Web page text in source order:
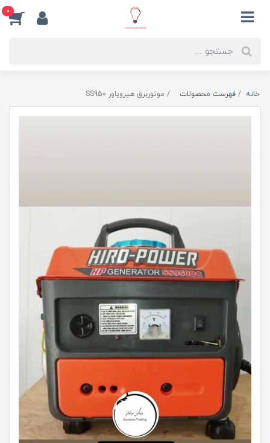
0
خانه فهرست محصولات موتوربرق هیروپاور SS950